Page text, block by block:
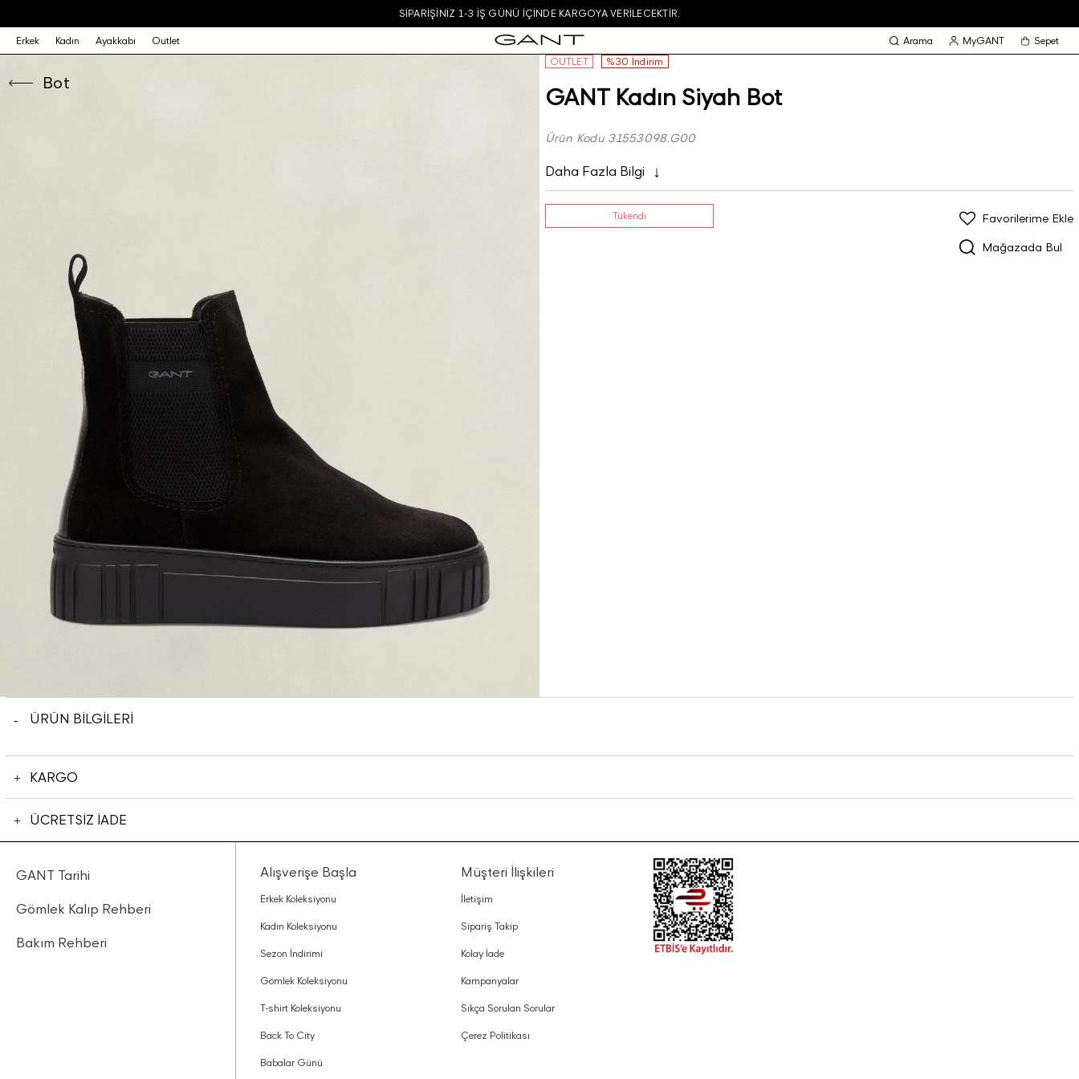
SIPARIŞINIZ 1-3 IŞ GÜNÜ IÇINDE KARGOYA VERILECEKTIR.
Erkek Kadın Ayakkabı Outlet Arama MyGANT Sepet
Bot
OUTLET %30 İndirim
GANT Kadın Siyah Bot
Ürün Kodu 31553098.G00
Daha Fazla Bilgi
Tükendi
Mağazada Bul
Favorilerime Ekle
ÜRÜN BİLGİLERİ
KARGO
ÜCRETSİZ İADE
GANT Tarihi
Gömlek Kalıp Rehberi
Bakım Rehberi
Alışverişe Başla
Erkek Koleksiyonu
Kadın Koleksiyonu
Sezon İndirimi
Gömlek Koleksiyonu
T-shirt Koleksiyonu
Back To City
Babalar Günü
Müşteri İlişkileri
İletişim
Sipariş Takip
Kolay İade
Kampanyalar
Sıkça Sorulan Sorular
Çerez Politikası